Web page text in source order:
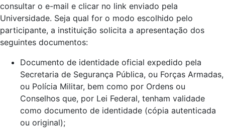
consultar o e-mail e clicar no link enviado pela
Universidade. Seja qual for o modo escolhido pelo
participante, a instituição solicita a apresentação dos
seguintes documentos:
Documento de identidade oficial expedido pela
Secretaria de Segurança Pública, ou Forças Armadas,
ou Polícia Militar, bem como por Ordens ou
Conselhos que, por Lei Federal, tenham validade
como documento de identidade (cópia autenticada
ou original);